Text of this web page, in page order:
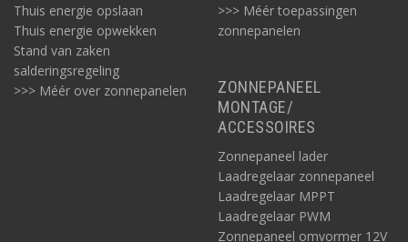
Thuis energie opslaan
Thuis energie opwekken
Stand van zaken
salderingsregeling
>>> Méér over zonnepanelen
>>> Méér toepassingen
zonnepanelen
ZONNEPANEEL
MONTAGE/
ACCESSOIRES
Zonnepaneel lader
Laadregelaar zonnepaneel
Laadregelaar MPPT
Laadregelaar PWM
Zonnepaneel omvormer 12V